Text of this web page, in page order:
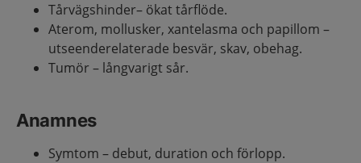
Tårvägshinder– ökat tårflöde.
Aterom, mollusker, xantelasma och papillom –
utseenderelaterade besvär, skav, obehag.
Tumör – långvarigt sår.
Anamnes
Symtom – debut, duration och förlopp.